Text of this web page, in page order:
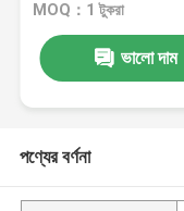
MOQ：1 টুকরা
ভালো দাম
পণ্যের বর্ণনা